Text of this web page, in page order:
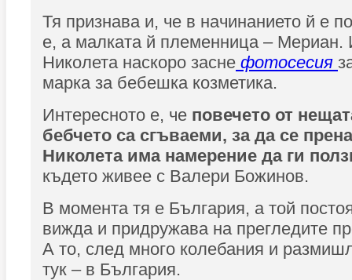
Тя признава и, че в начинанието й е
е, а малката й племенница – Мериан.
Николета наскоро засне фотосесия
марка за бебешка козметика.
Интересното е, че повечето от
бебчето са сгъваеми, за да се
Николета има намерение да ги
където живее с Валери Божинов.
В момента тя е България, а той
вижда и придружава на прегледите
А то, след много колебания и
тук – в България.